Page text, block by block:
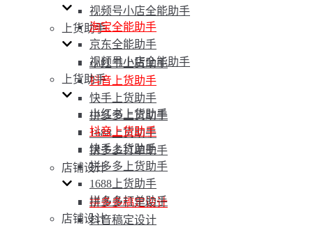
视频号小店全能助手
上货助手
小红书上货助手
抖音上货助手
快手上货助手
拼多多上货助手
1688上货助手
拼多多打单助手
店铺设计
拼多多稿定设计
抖音稿定设计
淘宝全能助手
京东全能助手
视频号小店全能助手
上货助手
小红书上货助手
抖音上货助手
快手上货助手
拼多多上货助手
1688上货助手
拼多多打单助手
店铺设计